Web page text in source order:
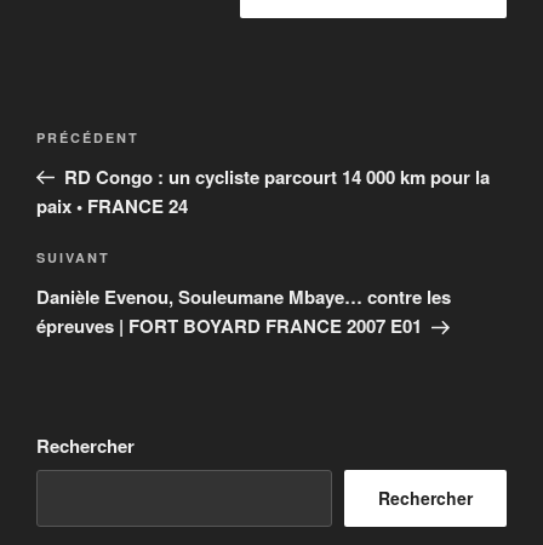
Navigation
l’article
Article
précédent
PRÉCÉDENT
RD Congo : un cycliste parcourt 14 000 km pour la
paix • FRANCE 24
Article
suivant
SUIVANT
Danièle Evenou, Souleumane Mbaye… contre les
épreuves | FORT BOYARD FRANCE 2007 E01
Rechercher
Rechercher